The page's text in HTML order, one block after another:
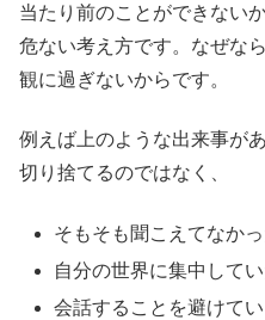
当たり前のことができない
危ない考え方です。なぜな
観に過ぎないからです。
例えば上のような出来事が
切り捨てるのではなく、
そもそも聞こえてなか
自分の世界に集中して
会話することを避けてい